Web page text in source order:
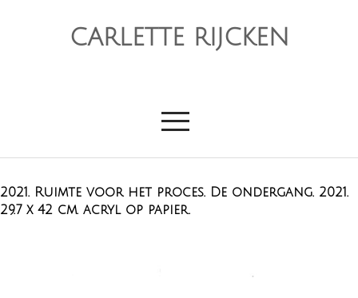
CARLETTE RIJCKEN
2021. Ruimte voor het proces. De ondergang. 2021.
29.7 x 42 cm. acryl op papier.